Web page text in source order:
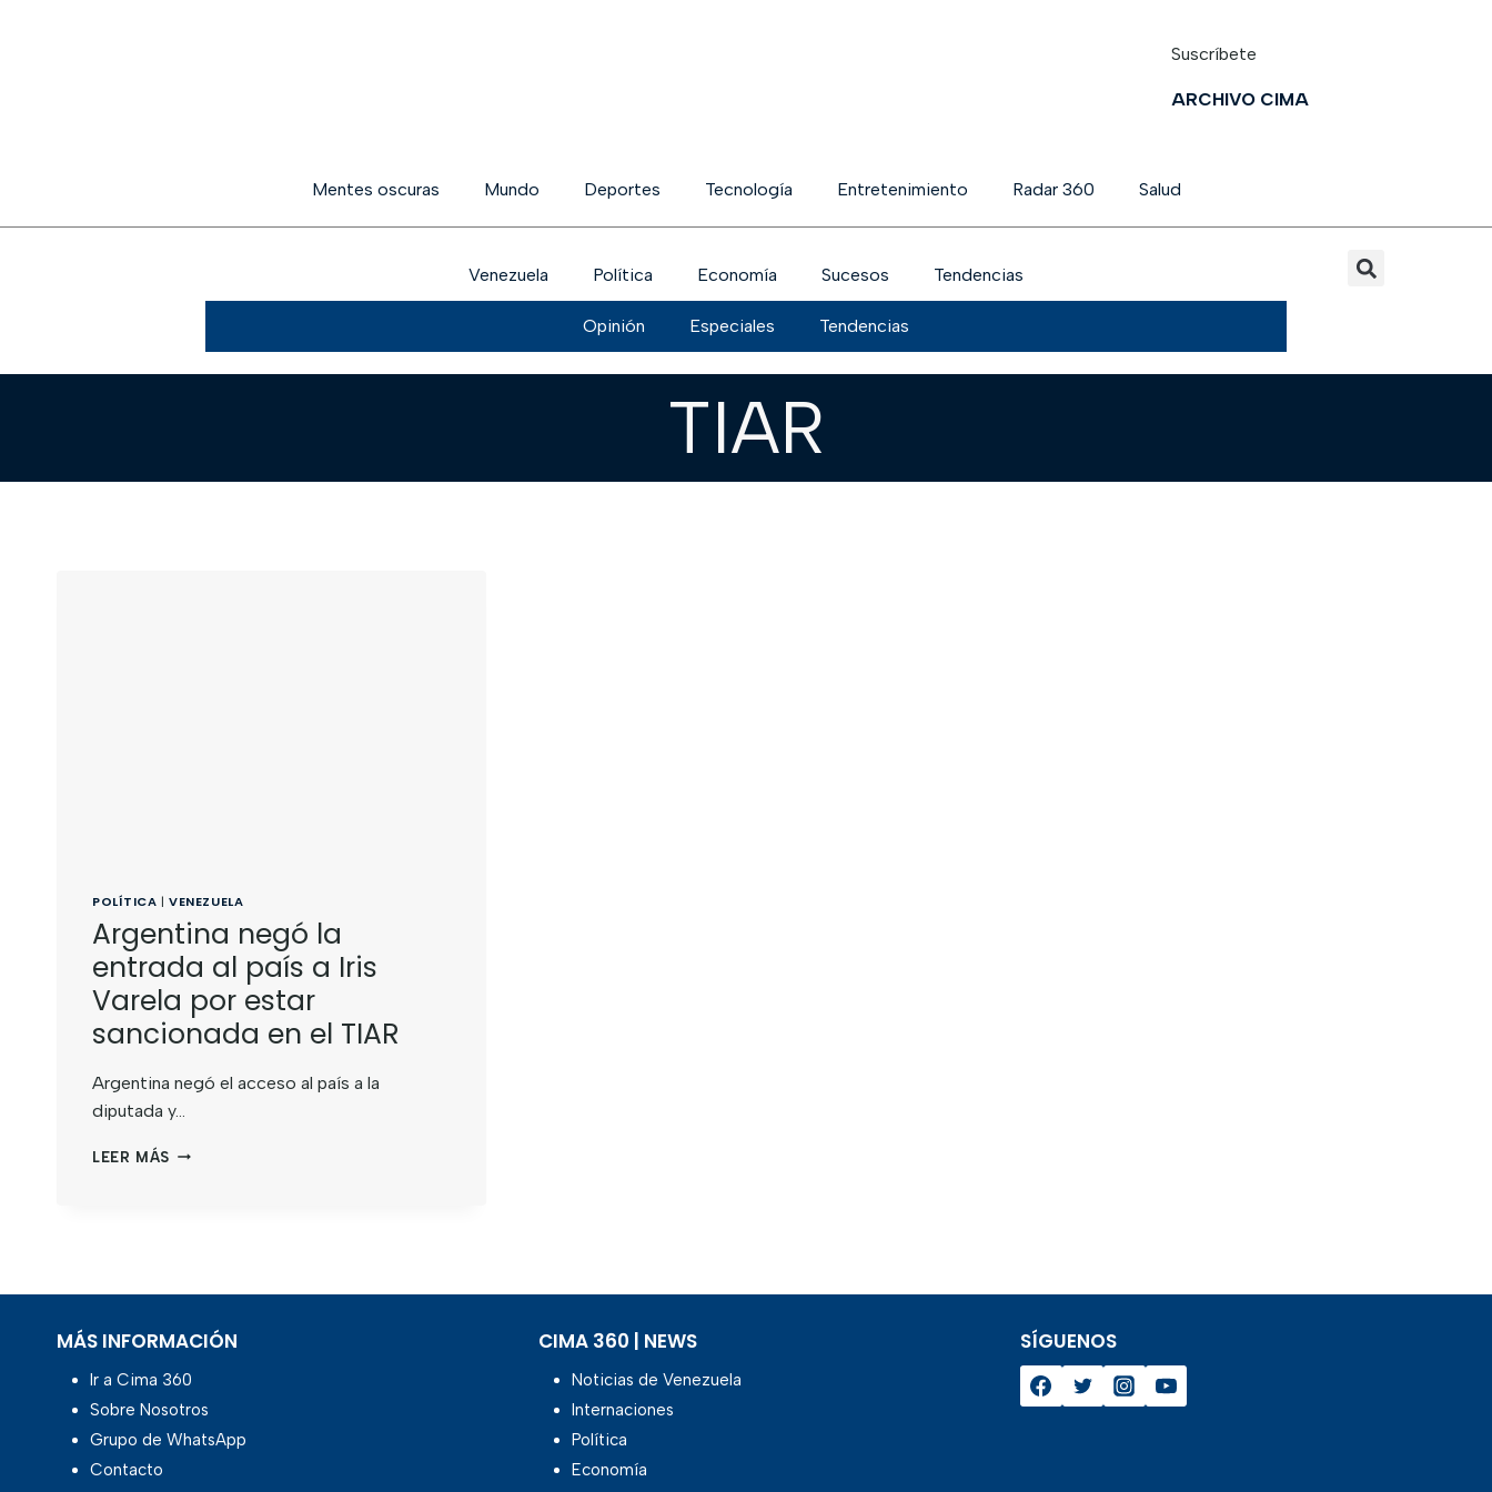
Suscríbete
ARCHIVO CIMA
Mentes oscuras Mundo Deportes Tecnología Entretenimiento Radar 360 Salud
Venezuela Política Economía Sucesos Tendencias
Opinión Especiales Tendencias
TIAR
POLÍTICA |VENEZUELA
Argentina negó la
entrada al país a Iris
Varela por estar
sancionada en el TIAR
Argentina negó el acceso al país a la
diputada y…
LEER MÁS
MÁS INFORMACIÓN
Ir a Cima 360
Sobre Nosotros
Grupo de WhatsApp
Contacto
CIMA 360 | NEWS
Noticias de Venezuela
Internaciones
Política
Economía
SÍGUENOS